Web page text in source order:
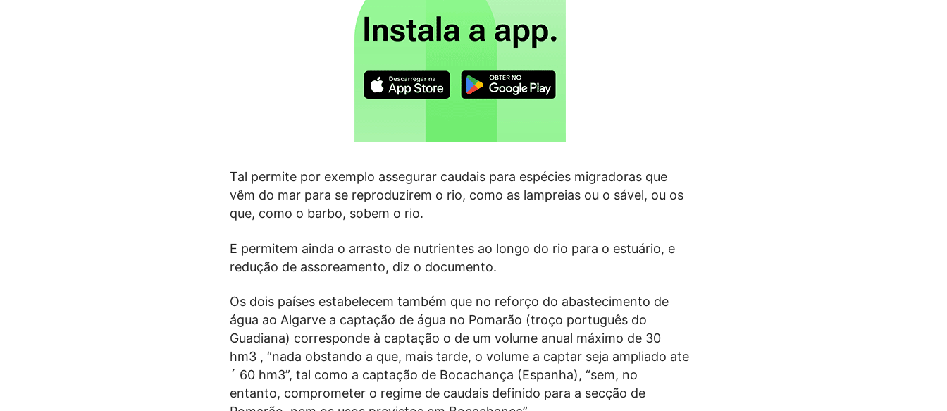
Tal permite por exemplo assegurar caudais para espécies migradoras que
vêm do mar para se reproduzirem o rio, como as lampreias ou o sável, ou os
que, como o barbo, sobem o rio.
E permitem ainda o arrasto de nutrientes ao longo do rio para o estuário, e
redução de assoreamento, diz o documento.
Os dois países estabelecem também que no reforço do abastecimento de
água ao Algarve a captação de água no Pomarão (troço português do
Guadiana) corresponde à captação o de um volume anual máximo de 30
hm3 , “nada obstando a que, mais tarde, o volume a captar seja ampliado ate
´ 60 hm3”, tal como a captação de Bocachança (Espanha), “sem, no
entanto, comprometer o regime de caudais definido para a secção de